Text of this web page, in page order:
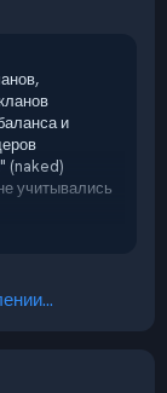
и
(naked)
учитывались
и